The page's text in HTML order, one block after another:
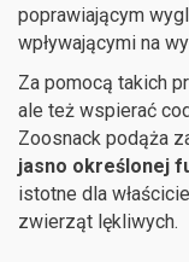
poprawiającym
wpływającymi na
Za pomocą takich
ale też wspierać
Zoosnack podąża
jasno określonej
istotne dla
zwierząt lękliwych.